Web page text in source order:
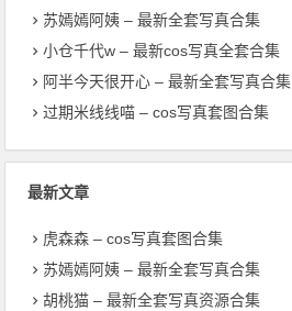
苏嫣嫣阿姨 – 最新全套写真合集
小仓千代w – 最新cos写真全套合集
阿半今天很开心 – 最新全套写真合集
过期米线线喵 – cos写真套图合集
最新文章
虎森森 – cos写真套图合集
苏嫣嫣阿姨 – 最新全套写真合集
胡桃猫 – 最新全套写真资源合集